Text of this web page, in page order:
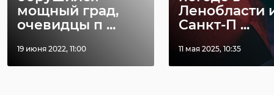
мощный град,
очевидцы п ...
19 июня 2022, 11:00
Ленобласти
Санкт-П ...
11 мая 2025, 10:35
прохладную, но не ледяную воду.
Желательно минеральную,